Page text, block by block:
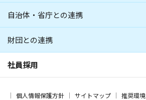
自治体・省庁との連携
財団との連携
社員採用
個人情報保護方針 サイトマップ 推奨環境